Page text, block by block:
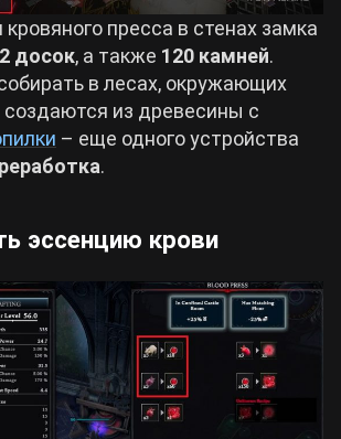
пресса в стенах замка
досок, а также 120 камней.
в лесах, окружающих
создаются из древесины с
– еще одного устройства
.
эссенцию крови